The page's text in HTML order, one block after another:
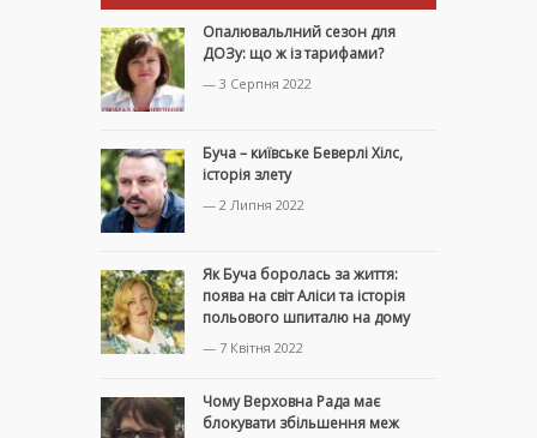
Опалювальлний сезон для
ДОЗу: що ж із тарифами?
— 3 Серпня 2022
Буча – київське Беверлі Хілс,
історія злету
— 2 Липня 2022
Як Буча боролась за життя:
поява на світ Аліси та історія
польового шпиталю на дому
— 7 Квітня 2022
Чому Верховна Рада має
блокувати збільшення меж